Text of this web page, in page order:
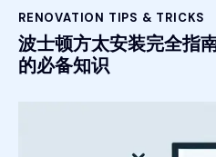
RENOVATION TIPS & TRICKS
波士顿方太安装完全指
的必备知识